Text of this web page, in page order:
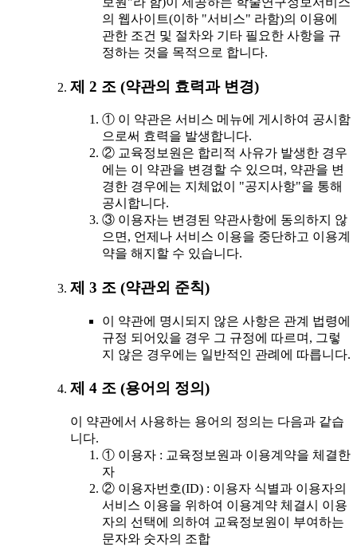
의 웹사이트(이하 "서비스" 라함)의 이용에
관한 조건 및 절차와 기타 필요한 사항을 규
정하는 것을 목적으로 합니다.
제 2 조 (약관의 효력과 변경)
① 이 약관은 서비스 메뉴에 게시하여 공시함
으로써 효력을 발생합니다.
② 교육정보원은 합리적 사유가 발생한 경우
에는 이 약관을 변경할 수 있으며, 약관을 변
경한 경우에는 지체없이 "공지사항"을 통해
공시합니다.
③ 이용자는 변경된 약관사항에 동의하지 않
으면, 언제나 서비스 이용을 중단하고 이용계
약을 해지할 수 있습니다.
제 3 조 (약관외 준칙)
이 약관에 명시되지 않은 사항은 관계 법령에
규정 되어있을 경우 그 규정에 따르며, 그렇
지 않은 경우에는 일반적인 관례에 따릅니다.
제 4 조 (용어의 정의)
이 약관에서 사용하는 용어의 정의는 다음과 같습
니다.
① 이용자 : 교육정보원과 이용계약을 체결한
자
② 이용자번호(ID) : 이용자 식별과 이용자의
서비스 이용을 위하여 이용계약 체결시 이용
자의 선택에 의하여 교육정보원이 부여하는
문자와 숫자의 조합